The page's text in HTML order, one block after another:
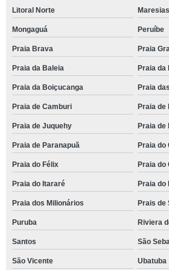
onde encontrar tenda de festa Leme
empresa de tenda de festa para alugar
tenda de festa cotar Camburizinho
tenda grande para festa cotar São Sebastião
onde encontrar tenda para alugar para festa
locação de tenda para festa Praia da
empresa de tenda de festa Jardim Acapulco
alugar tenda para festa Valinhos
alugar tenda para festa cotar Engenheiro
onde encontrar tenda para festa JUQUEÍ
Litoral Norte Maresias
Mongaguá Peruíbe
Praia Brava Praia
Praia da Baleia Praia da
Praia da Boiçucanga Praia
Praia de Camburi Praia de
Praia de Juquehy Praia de
Praia de Paranapuã Praia do
Praia do Félix Praia do
Praia do Itararé Praia do
Praia dos Milionários Prais de
Puruba Riviera
Santos São
São Vicente Ubatuba